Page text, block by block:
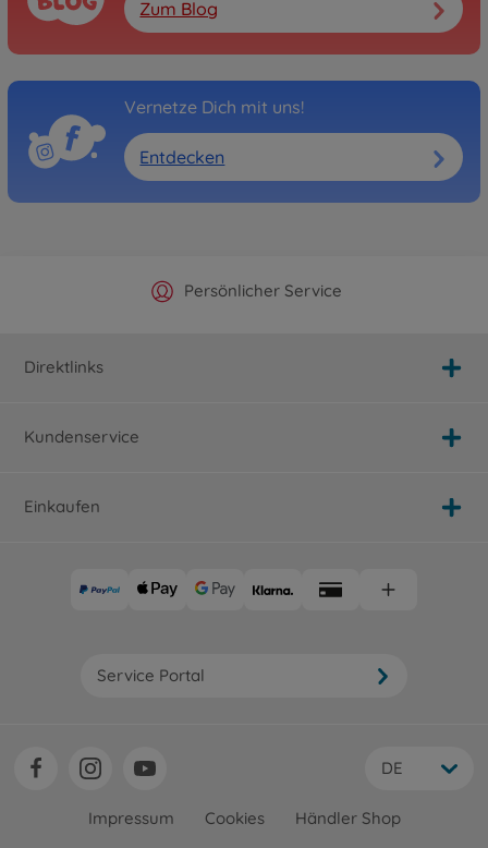
Zum Blog
Vernetze Dich mit uns!
Entdecken
Offizieller Hersteller Shop
Persönlicher Service
Versandkostenfrei ab 25€
Schnelle Lieferung
Direktlinks
Kundenservice
Einkaufen
Service Portal
DE
Impressum Cookies Händler Shop